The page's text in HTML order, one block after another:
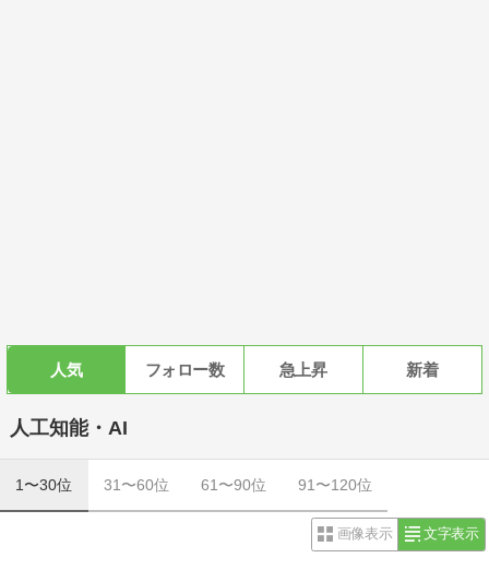
人気 フォロー数 急上昇 新着
人工知能・AI
1〜30位 31〜60位 61〜90位 91〜120位
画像表示 文字表示